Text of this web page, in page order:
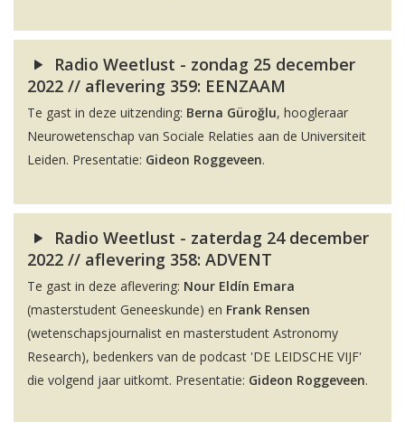
Radio Weetlust - zondag 25 december
2022 // aflevering 359: EENZAAM
Te gast in deze uitzending: Berna Güroğlu, hoogleraar
Neurowetenschap van Sociale Relaties aan de Universiteit
Leiden. Presentatie: Gideon Roggeveen.
Radio Weetlust - zaterdag 24 december
2022 // aflevering 358: ADVENT
Te gast in deze aflevering: Nour Eldín Emara
(masterstudent Geneeskunde) en Frank Rensen
(wetenschapsjournalist en masterstudent Astronomy
Research), bedenkers van de podcast 'DE LEIDSCHE VIJF'
die volgend jaar uitkomt. Presentatie: Gideon Roggeveen.